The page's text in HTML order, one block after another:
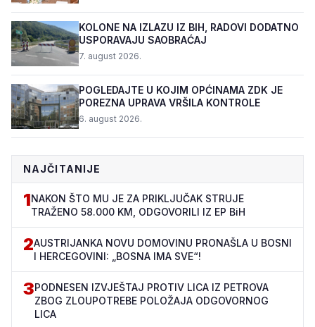
KOLONE NA IZLAZU IZ BIH, RADOVI DODATNO
USPORAVAJU SAOBRAĆAJ
7. august 2026.
POGLEDAJTE U KOJIM OPĆINAMA ZDK JE
POREZNA UPRAVA VRŠILA KONTROLE
6. august 2026.
NAJČITANIJE
1NAKON ŠTO MU JE ZA PRIKLJUČAK STRUJE
TRAŽENO 58.000 KM, ODGOVORILI IZ EP BiH
2AUSTRIJANKA NOVU DOMOVINU PRONAŠLA U BOSNI
I HERCEGOVINI: „BOSNA IMA SVE“!
3PODNESEN IZVJEŠTAJ PROTIV LICA IZ PETROVA
ZBOG ZLOUPOTREBE POLOŽAJA ODGOVORNOG
LICA